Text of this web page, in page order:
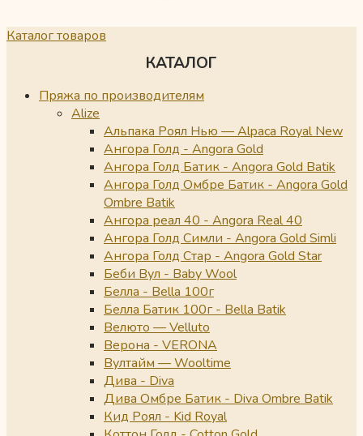
Каталог товаров
КАТАЛОГ
Пряжа по производителям
Alize
Альпака Роял Нью — Alpaca Royal New
Ангора Голд - Angora Gold
Ангора Голд Батик - Angora Gold Batik
Ангора Голд Омбре Батик - Angora Gold
Ombre Batik
Ангора реал 40 - Angora Real 40
Ангора Голд Симли - Angora Gold Simli
Ангора Голд Стар - Angora Gold Star
Беби Вул - Baby Wool
Белла - Bella 100г
Белла Батик 100г - Bella Batik
Велюто — Velluto
Верона - VERONA
Вултайм — Wooltime
Дива - Diva
Дива Омбре Батик - Diva Ombre Batik
Кид Роял - Kid Royal